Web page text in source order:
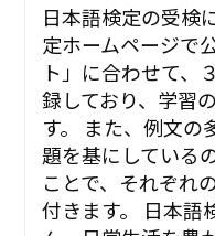
日本語検定の受
定ホームページで
ト」に合わせて、
録しており、学習
す。 また、例文の
題を基にしている
ことで、それぞれ
付きます。 日本語